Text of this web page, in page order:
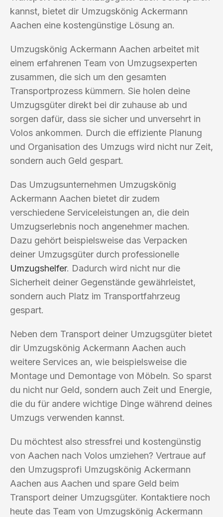
kannst, bietet dir Umzugskönig Ackermann
Aachen eine kostengünstige Lösung an.
Umzugskönig Ackermann Aachen arbeitet mit
einem erfahrenen Team von Umzugsexperten
zusammen, die sich um den gesamten
Transportprozess kümmern. Sie holen deine
Umzugsgüter direkt bei dir zuhause ab und
sorgen dafür, dass sie sicher und unversehrt in
Volos ankommen. Durch die effiziente Planung
und Organisation des Umzugs wird nicht nur Zeit,
sondern auch Geld gespart.
Das Umzugsunternehmen Umzugskönig
Ackermann Aachen bietet dir zudem
verschiedene Serviceleistungen an, die dein
Umzugserlebnis noch angenehmer machen.
Dazu gehört beispielsweise das Verpacken
deiner Umzugsgüter durch professionelle
Umzugshelfer. Dadurch wird nicht nur die
Sicherheit deiner Gegenstände gewährleistet,
sondern auch Platz im Transportfahrzeug
gespart.
Neben dem Transport deiner Umzugsgüter bietet
dir Umzugskönig Ackermann Aachen auch
weitere Services an, wie beispielsweise die
Montage und Demontage von Möbeln. So sparst
du nicht nur Geld, sondern auch Zeit und Energie,
die du für andere wichtige Dinge während deines
Umzugs verwenden kannst.
Du möchtest also stressfrei und kostengünstig
von Aachen nach Volos umziehen? Vertraue auf
den Umzugsprofi Umzugskönig Ackermann
Aachen aus Aachen und spare Geld beim
Transport deiner Umzugsgüter. Kontaktiere noch
heute das Team von Umzugskönig Ackermann